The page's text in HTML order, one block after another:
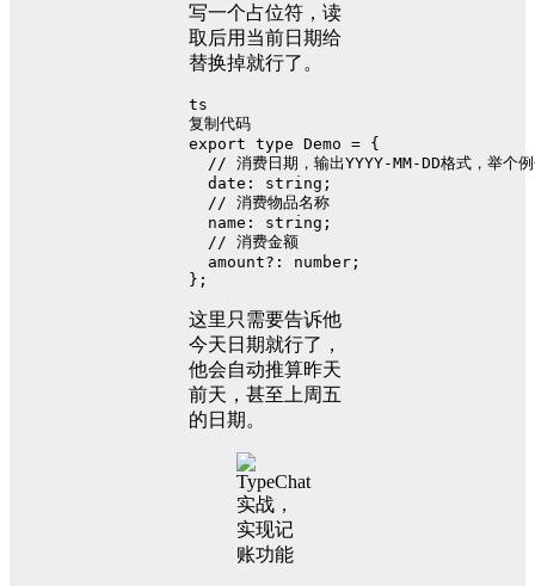
写一个占位符，读
取后用当前日期给
替换掉就行了。
ts
复制代码
export type Demo = {
// 消费日期，输出YYYY-MM-DD格式，举个
date : string ;
// 消费物品名称
name : string ;
// 消费金额
  amount?:
number ;
};
这里只需要告诉他
今天日期就行了，
他会自动推算昨天
前天，甚至上周五
的日期。